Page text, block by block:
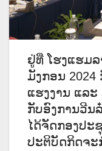
ຢູ່ທີ່ ໂຮງແຮມ
ມັງກອນ 2024
ແຮງງານ ແລ
ກັບອົງການວີນ
ໄດ້ຈັດກອງປ
ປະຕິບັດກິດຈະ